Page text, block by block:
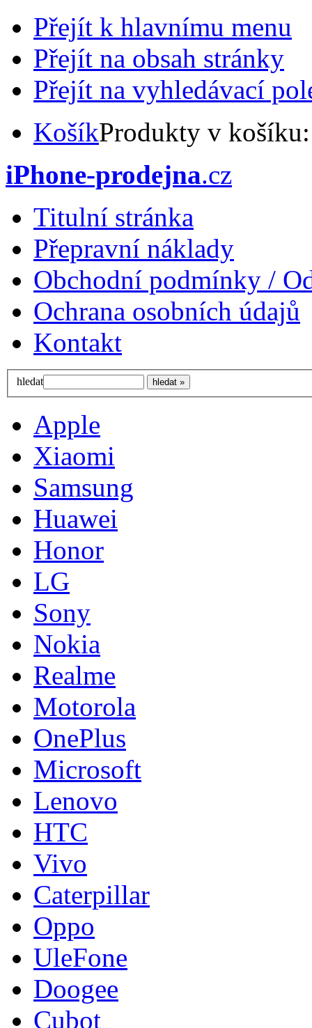
Přejít k hlavnímu menu
Přejít na obsah stránky
Přejít na vyhledávací
KošíkProdukty v
iPhone-prodejna.cz
Titulní stránka
Přepravní náklady
Obchodní podmínky /
Ochrana osobních údajů
Kontakt
hledat
Apple
Xiaomi
Samsung
Huawei
Honor
LG
Sony
Nokia
Realme
Motorola
OnePlus
Microsoft
Lenovo
HTC
Vivo
Caterpillar
Oppo
UleFone
Doogee
Cubot